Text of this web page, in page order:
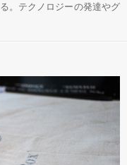
。テクノロジーの発達やグ